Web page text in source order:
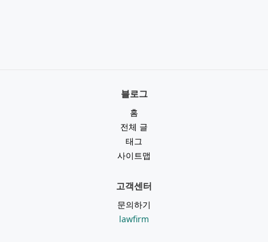
블로그
홈
전체 글
태그
사이트맵
고객센터
문의하기
lawfirm